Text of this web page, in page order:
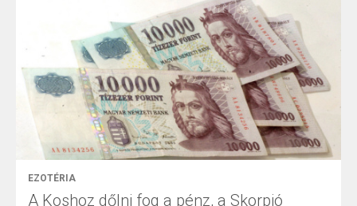
EZOTÉRIA
A Koshoz dőlni fog a pénz, a Skorpió